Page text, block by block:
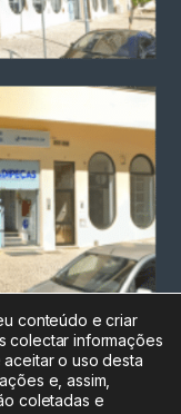
conteúdo e criar
colectar informações
o uso desta
e, assim,
coletadas e